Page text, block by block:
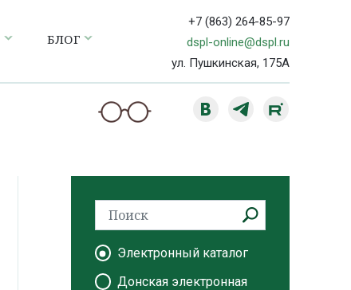
БЛОГ
+7 (863) 264-85-97
dspl-online@dspl.ru
ул. Пушкинская, 175А
Электронный каталог
Донская электронная